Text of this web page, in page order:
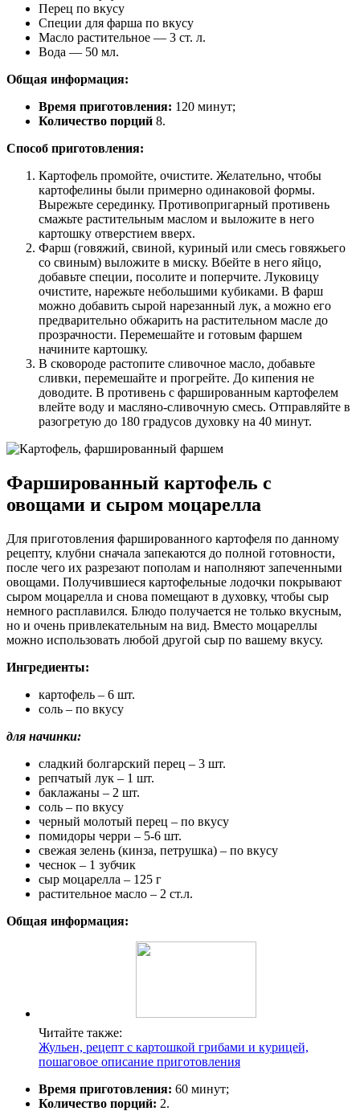
Перец по вкусу
Специи для фарша по вкусу
Масло растительное — 3 ст. л.
Вода — 50 мл.
Общая информация:
Время приготовления: 120 минут;
Количество порций 8.
Способ приготовления:
Картофель промойте, очистите. Желательно, чтобы
картофелины были примерно одинаковой формы.
Вырежьте серединку. Противопригарный противень
смажьте растительным маслом и выложите в него
картошку отверстием вверх.
Фарш (говяжий, свиной, куриный или смесь говяжьего
со свиным) выложите в миску. Вбейте в него яйцо,
добавьте специи, посолите и поперчите. Луковицу
очистите, нарежьте небольшими кубиками. В фарш
можно добавить сырой нарезанный лук, а можно его
предварительно обжарить на растительном масле до
прозрачности. Перемешайте и готовым фаршем
начините картошку.
В сковороде растопите сливочное масло, добавьте
сливки, перемешайте и прогрейте. До кипения не
доводите. В противень с фаршированным картофелем
влейте воду и масляно-сливочную смесь. Отправляйте в
разогретую до 180 градусов духовку на 40 минут.
Фаршированный картофель с
овощами и сыром моцарелла
Для приготовления фаршированного картофеля по данному
рецепту, клубни сначала запекаются до полной готовности,
после чего их разрезают пополам и наполняют запеченными
овощами. Получившиеся картофельные лодочки покрывают
сыром моцарелла и снова помещают в духовку, чтобы сыр
немного расплавился. Блюдо получается не только вкусным,
но и очень привлекательным на вид. Вместо моцареллы
можно использовать любой другой сыр по вашему вкусу.
Ингредиенты:
картофель – 6 шт.
соль – по вкусу
для начинки:
сладкий болгарский перец – 3 шт.
репчатый лук – 1 шт.
баклажаны – 2 шт.
соль – по вкусу
черный молотый перец – по вкусу
помидоры черри – 5-6 шт.
свежая зелень (кинза, петрушка) – по вкусу
чеснок – 1 зубчик
сыр моцарелла – 125 г
растительное масло – 2 ст.л.
Общая информация:
Читайте также:
Жульен, рецепт с картошкой грибами и курицей,
пошаговое описание приготовления
Время приготовления: 60 минут;
Количество порций: 2.